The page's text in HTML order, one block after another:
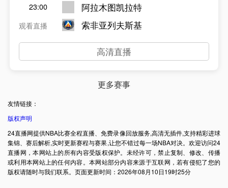
23:00
观看直播
阿拉木图凯拉特
索非亚列夫斯基
高清直播
更多赛事
友情链接：
版权声明
24直播网提供NBA比赛全程直播、免费录像回放服务,高清无插件,支持精彩进球
集锦、赛后解析,实时更新赛程与赛果,让您不错过每一场NBA对决。欢迎访问24
直播网，本网站上的所有内容受版权保护。未经许可，禁止复制、修改、传播
或利用本网站上的任何内容。本网站部分内容来源于互联网，若有侵犯了您的
版权请随时与我们联系。页面更新时间：2026年08月10日19时25分